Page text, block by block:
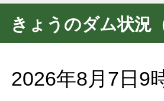
きょうのダム状況
2026年8月7 日9